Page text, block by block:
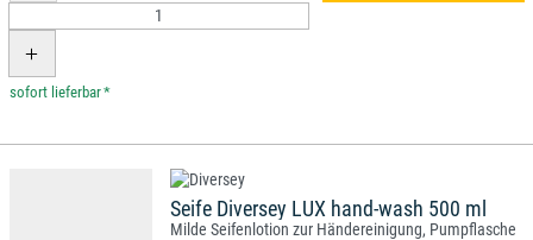
*
Seife Diversey LUX hand-wash 500 ml
Milde Seifenlotion zur Händereinigung, Pumpflasche